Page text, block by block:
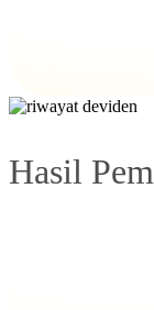
Hasil